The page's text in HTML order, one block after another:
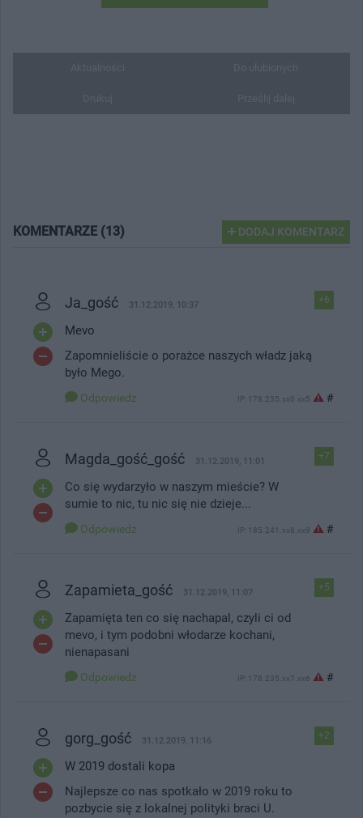
KOMENTARZE (13) DODAJ KOMENTARZ
+6
Ja_gość 31.12.2019, 10:37
Mevo
Zapomnieliście o porażce naszych władz jaką
było Mego.
Odpowiedz IP: 178.235.xx0.xx5 #
+7
Magda_gość_gość 31.12.2019, 11:01
Co się wydarzyło w naszym mieście? W
sumie to nic, tu nic się nie dzieje...
Odpowiedz IP: 185.241.xx8.xx9 #
+5
Zapamieta_gość 31.12.2019, 11:07
Zapamięta ten co się nachapal, czyli ci od
mevo, i tym podobni włodarze kochani,
nienapasani
Odpowiedz IP: 178.235.xx7.xx6 #
+2
gorg_gość 31.12.2019, 11:16
W 2019 dostali kopa
Najlepsze co nas spotkało w 2019 roku to
pozbycie się z lokalnej polityki braci U.